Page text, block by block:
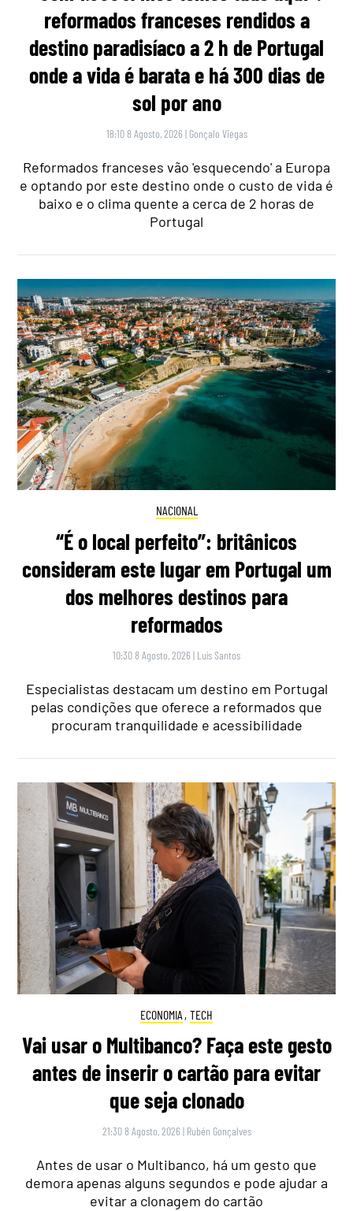
reformados franceses rendidos a
destino paradisíaco a 2 h de Portugal
onde a vida é barata e há 300 dias de
sol por ano
18:10 8 Agosto, 2026 | Gonçalo Viegas
Reformados franceses vão 'esquecendo' a Europa
e optando por este destino onde o custo de vida é
baixo e o clima quente a cerca de 2 horas de
Portugal
NACIONAL
“É o local perfeito”: britânicos
consideram este lugar em Portugal um
dos melhores destinos para
reformados
10:30 8 Agosto, 2026 | Luís Santos
Especialistas destacam um destino em Portugal
pelas condições que oferece a reformados que
procuram tranquilidade e acessibilidade
ECONOMIA , TECH
Vai usar o Multibanco? Faça este gesto
antes de inserir o cartão para evitar
que seja clonado
21:30 8 Agosto, 2026 | Rubén Gonçalves
Antes de usar o Multibanco, há um gesto que
demora apenas alguns segundos e pode ajudar a
evitar a clonagem do cartão